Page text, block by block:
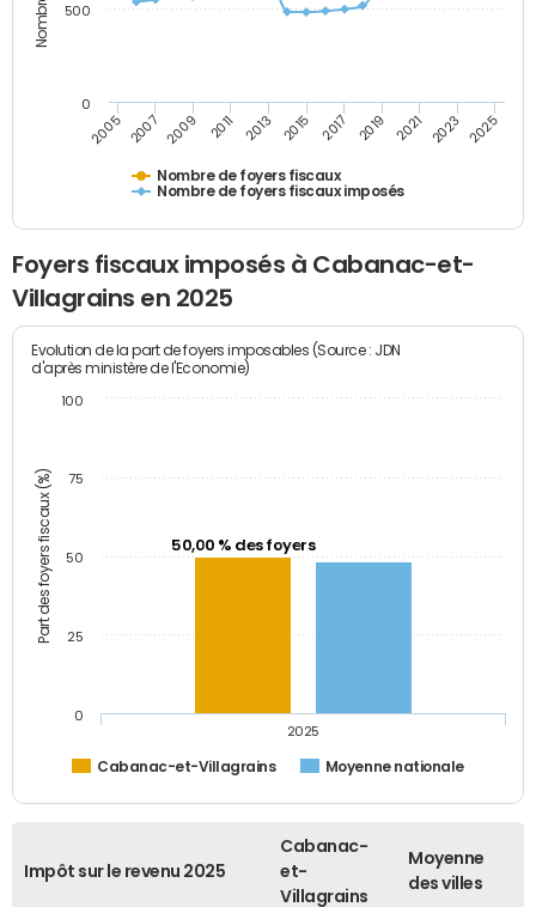
Nombre de foyers fiscaux
Nombre de foyers fiscaux imposés
2005 2007 2009 2011 2013 2015 2017 2019 2021 2023 2025
0
500
Foyers fiscaux imposés à Cabanac-et-
Villagrains en 2025
Part des foyers fiscaux (%)
Evolution de la part de foyers imposables (Source : JDN
d'après ministère de l'Economie)
50,00 % des foyers
Cabanac-et-Villagrains Moyenne nationale
2025
0
25
50
75
100
Impôt sur le revenu 2025
Cabanac-
et-
Villagrains
Moyenne
des villes